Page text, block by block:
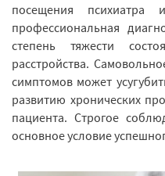
посещения психиатра
профессиональная
степень тяжести
расстройства.
симптомов может
развитию хронических
пациента. Строгое
основное условие